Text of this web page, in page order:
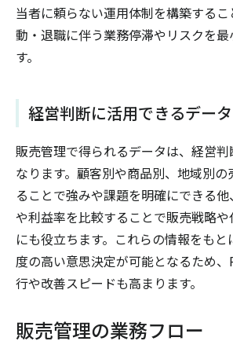
当者に頼らない運用体制を構築する
動・退職に伴う業務停滞やリスクを
す。
経営判断に活用できるデー
販売管理で得られるデータは、経営
なります。顧客別や商品別、地域別
ることで強みや課題を明確にできる
や利益率を比較することで販売戦略
にも役立ちます。これらの情報をも
度の高い意思決定が可能となるため、
行や改善スピードも高まります。
販売管理の業務フロー